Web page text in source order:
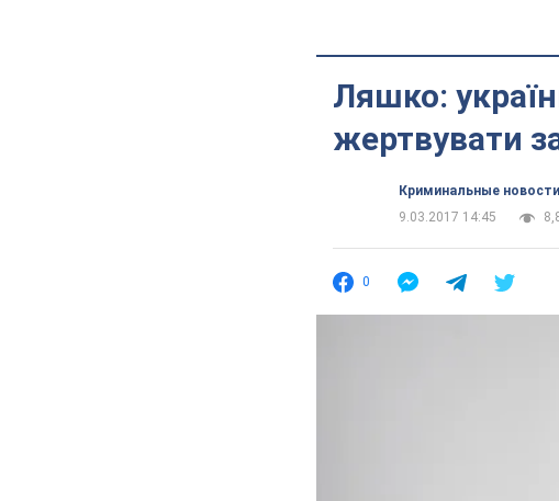
Ляшко:
жертвувати
Криминальные новости
9.03.2017 14:45
0